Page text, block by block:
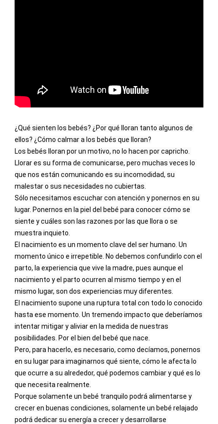
¿Qué sienten los bebés? ¿Por qué lloran tanto algunos de
ellos? ¿Cómo calmar a los bebés que lloran?
Los bebés lloran por un motivo, no lo hacen por capricho.
Llorar es su forma de comunicarse, pero muchas veces lo
que nos están comunicando es su incomodidad, su
malestar o sus necesidades no cubiertas.
Sólo necesitamos escuchar con atención y ponernos en su
lugar. Ponernos en la piel del bebé para conocer cómo se
siente y cuáles son las razones por las que llora o se
muestra inquieto.
El nacimiento es un momento clave del ser humano. Un
momento único e irrepetible. No debemos confundirlo con el
parto, la experiencia que vive la madre, pues aunque el
nacimiento y el parto ocurren al mismo tiempo y en el
mismo lugar, son dos experiencias muy diferentes.
El nacimiento supone una ruptura total con todo lo conocido
hasta ese momento. Un tremendo impacto que deberíamos
intentar mitigar y aliviar en la medida de nuestras
posibilidades. Por el bien del bebé que nace.
Pero, para hacerlo, es necesario, como decíamos, ponernos
en su lugar para imaginarnos qué siente, cómo le afecta lo
que ocurre a su alrededor, qué podemos cambiar y qué es lo
que necesita realmente.
Porque solamente un bebé tranquilo podrá alimentarse y
crecer en buenas condiciones, solamente un bebé relajado
podrá dedicar su energía a crecer y desarrollarse